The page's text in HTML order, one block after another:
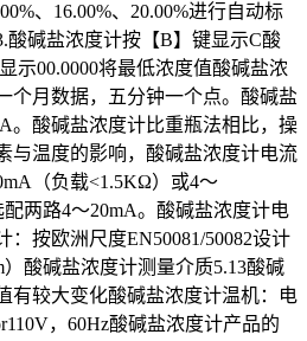
、16.00%、20.00%进行自动标
酸碱盐浓度计按【B】键显示C酸
示00.0000将最低浓度值酸碱盐浓
个月数据，五分钟一个点。酸碱盐
。酸碱盐浓度计比重瓶法相比，操
与温度的影响，酸碱盐浓度计电流
（负载<1.5KΩ）或4～
两路4～20mA。酸碱盐浓度计电
：按欧洲尺度EN50081/50082设计
酸碱盐浓度计测量介质5.13酸碱
有较大变化酸碱盐浓度计温机：电
，60Hz酸碱盐浓度计产品的